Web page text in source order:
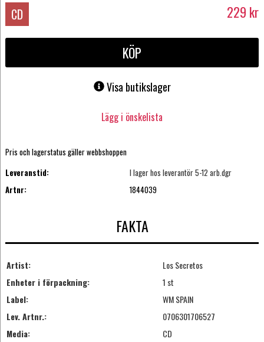
CD 229 kr
KÖP
Visa butikslager
Lägg i önskelista
Pris och lagerstatus gäller webbshoppen
Leveranstid:
I lager hos leverantör 5-12 arb.dgr
Artnr:
1844039
FAKTA
Artist:
Los Secretos
Enheter i förpackning:
1 st
Label:
WM SPAIN
Lev. Artnr.:
0706301706527
Media:
CD